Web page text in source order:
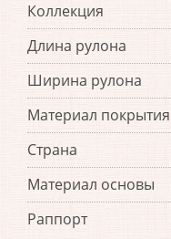
Коллекция
Длина рулона
Ширина рулона
Материал покрытия
Страна
Материал основы
Раппорт